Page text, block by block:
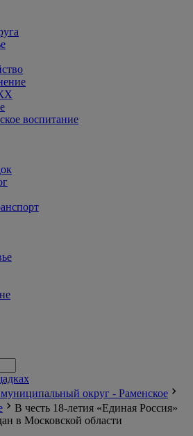
воспитание
округ - Раменское
В честь 18-летия «Единая Россия»
в Московской области